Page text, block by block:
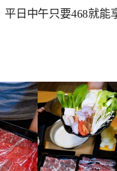
日中午只要468就能